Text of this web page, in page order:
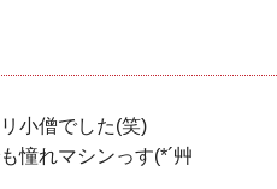
小僧でした(笑)
憧れマシンっす(*´艸